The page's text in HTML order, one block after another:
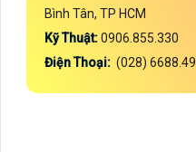
Bình Tân, TP HCM
Kỹ Thuật:0906.855.330
Điện Thoại: (028)